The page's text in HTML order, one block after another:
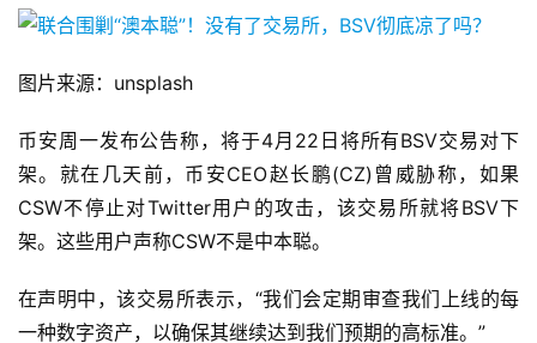
图片来源：unsplash
币安周一发布公告称，将于4月22日将所有BSV交易对下
架。就在几天前，币安CEO赵长鹏(CZ)曾威胁称，如果
CSW不停止对Twitter用户的攻击，该交易所就将BSV下
架。这些用户声称CSW不是中本聪。
在声明中，该交易所表示，“我们会定期审查我们上线的每
一种数字资产，以确保其继续达到我们预期的高标准。”